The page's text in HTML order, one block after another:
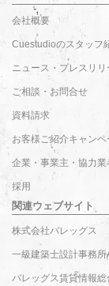
会社概要
Cuestudioのスタッフ
ニュース・プレスリリ
ご相談・お問合せ
資料請求
お客様ご紹介キャンペ
企業・事業主・協力
採用
関連ウェブサイト
株式会社バレッグス
一級建築士設計事務
バレッグス賃貸情報